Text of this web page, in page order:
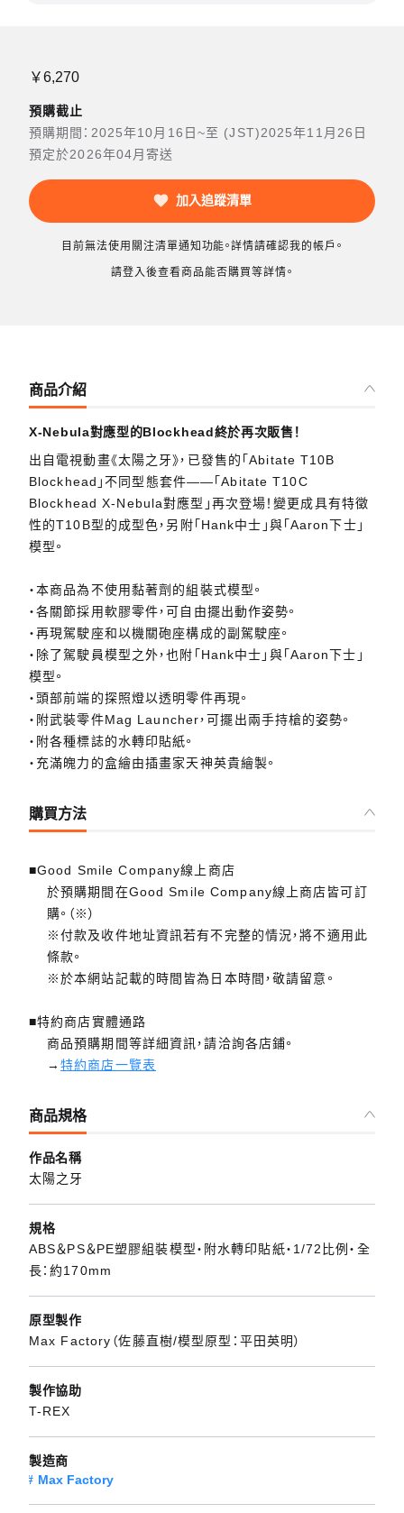
￥6,270
預購截止
預購期間：2025年10月16日~至 (JST)2025年11月26日
預定於2026年04月寄送
加入追蹤清單
目前無法使用關注清單通知功能。詳情請確認我的帳戶。
請登入後查看商品能否購買等詳情。
商品介紹
X-Nebula對應型的Blockhead終於再次販售！
出自電視動畫《太陽之牙》，已發售的「Abitate T10B
Blockhead」不同型態套件——「Abitate T10C
Blockhead X-Nebula對應型」再次登場！變更成具有特徵
性的T10B型的成型色，另附「Hank中士」與「Aaron下士」
模型。
・本商品為不使用黏著劑的組裝式模型。
・各關節採用軟膠零件，可自由擺出動作姿勢。
・再現駕駛座和以機關砲座構成的副駕駛座。
・除了駕駛員模型之外，也附「Hank中士」與「Aaron下士」
模型。
・頭部前端的探照燈以透明零件再現。
・附武裝零件Mag Launcher，可擺出兩手持槍的姿勢。
・附各種標誌的水轉印貼紙。
・充滿魄力的盒繪由插畫家天神英貴繪製。
購買方法
■Good Smile Company線上商店
於預購期間在Good Smile Company線上商店皆可訂
購。（※）
※付款及收件地址資訊若有不完整的情況，將不適用此
條款。
※於本網站記載的時間皆為日本時間，敬請留意。
■特約商店實體通路
商品預購期間等詳細資訊，請洽詢各店鋪。
→特約商店一覽表
商品規格
作品名稱
太陽之牙
規格
ABS＆PS＆PE塑膠組裝模型・附水轉印貼紙・1/72比例・全
長：約170mm
原型製作
Max Factory（佐藤直樹/模型原型：平田英明）
製作協助
T-REX
製造商
Max Factory